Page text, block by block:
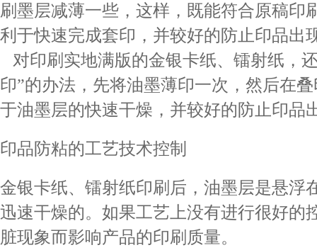
刷墨层减薄一些，这样，既能符合原稿印
利于快速完成套印，并较好的防止印品出
对印刷实地满版的金银卡纸、镭射纸，
印”的办法，先将油墨薄印一次，然后在
于油墨层的快速干燥，并较好的防止印品
印品防粘的工艺技术控制
金银卡纸、镭射纸印刷后，油墨层是悬浮
迅速干燥的。如果工艺上没有进行很好的
脏现象而影响产品的印刷质量。